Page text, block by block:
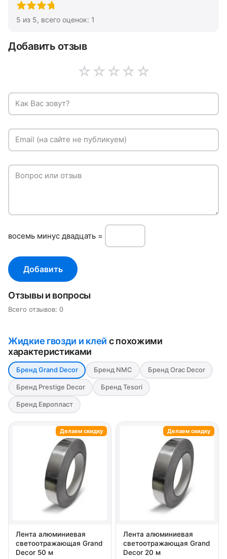
5 из 5, всего оценок: 1
Добавить отзыв
☆
☆
☆
☆
☆
Как Вас зовут?
Email (на сайте не публикуем)
Вопрос или отзыв
вoсeмь минуc двадцать =
Добавить
Отзывы и вопросы
Всего отзывов: 0
Жидкие гвозди и клей с похожими
характеристиками
Бренд Grand Decor Бренд NMC Бренд Orac Decor
Бренд Prestige Decor Бренд Tesori
Бренд Европласт
Лента алюминиевая
светоотражающая Grand
Decor 50 м
Делаем скидку
Лента алюминиевая
светоотражающая Grand
Decor 20 м
Делаем скидку